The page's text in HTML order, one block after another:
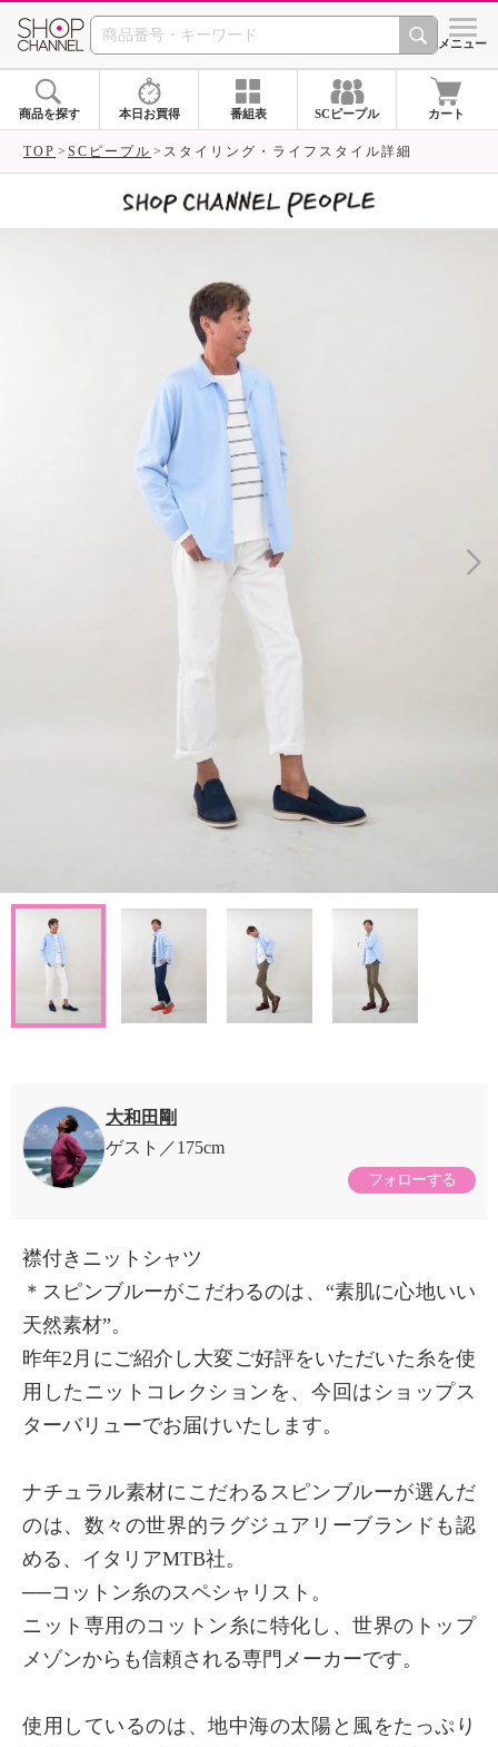
SHOP CHANNEL シメニュー
商品を探す 本日お買得 番組表 SCピープル カート
TOP SCピープル スタイリング・ライフスタイル詳細
大和田剛
ゲスト
175cm
フォローする
襟付きニットシャツ
＊スピンブルーがこだわるのは、“素肌に心地いい
天然素材”。
昨年2月にご紹介し大変ご好評をいただいた糸を使
用したニットコレクションを、今回はショップス
ターバリューでお届けいたします。
ナチュラル素材にこだわるスピンブルーが選んだ
のは、数々の世界的ラグジュアリーブランドも認
める、イタリアMTB社。
──コットン糸のスペシャリスト。
ニット専用のコットン糸に特化し、世界のトップ
メゾンからも信頼される専門メーカーです。
使用しているのは、地中海の太陽と風をたっぷり